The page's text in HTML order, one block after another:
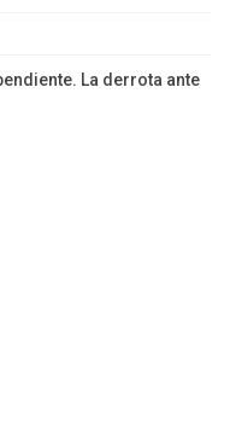
La derrota ante